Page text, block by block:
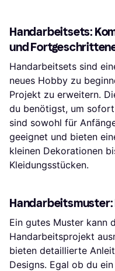
Handarbeitsets:
und
Handarbeitsets sind
neues Hobby zu
Projekt zu erweitern.
du benötigst, um
sind sowohl für
geeignet und bieten
kleinen Dekorationen
Kleidungsstücken.
Ein gutes Muster kann
Handarbeitsprojekt
bieten detaillierte
Designs. Egal ob du